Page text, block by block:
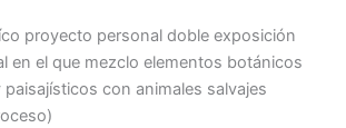
proyecto personal doble exposición
en el que mezclo elementos botánicos
paisajísticos con animales salvajes